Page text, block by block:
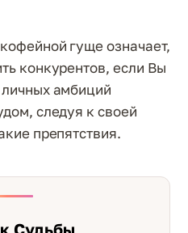
гуще означает,
конкурентов, если Вы
амбиций
следуя к своей
препятствия.
Судьбы